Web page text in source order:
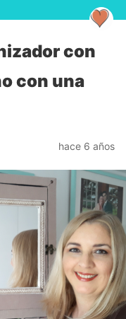
con
con una
hace 6 años